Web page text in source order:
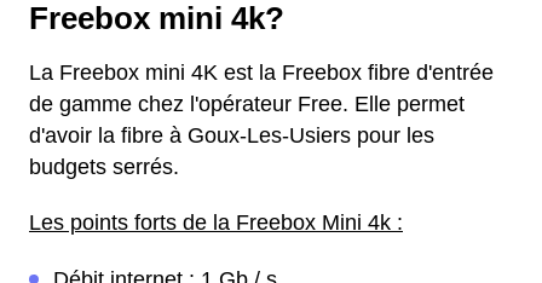
Freebox mini 4k?
La Freebox mini 4K est la Freebox fibre d'entrée
de gamme chez l'opérateur Free. Elle permet
d'avoir la fibre à Goux-Les-Usiers pour les
budgets serrés.
Les points forts de la Freebox Mini 4k :